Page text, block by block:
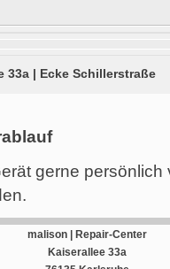
33a | Ecke Schillerstraße
gerne
malison | Repair-Center
Kaiserallee 33a